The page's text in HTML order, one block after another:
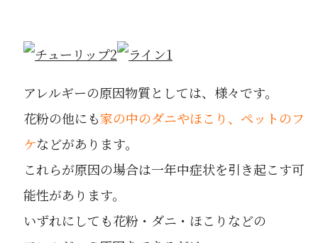
アレルギーの原因物質としては、様々です。
花粉の他にも家の中のダニやほこり、ペットのフ
ケなどがあります。
これらが原因の場合は一年中症状を引き起こす可
能性があります。
いずれにしても花粉・ダニ・ほこりなどの